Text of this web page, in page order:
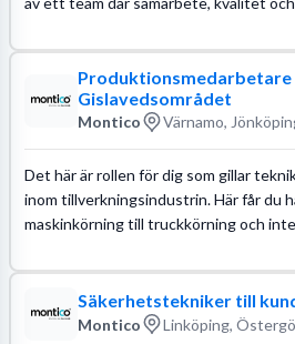
Produktionsmedarbetare
Gislavedsområdet
Montico Värnamo,
Det här är rollen för dig som gillar
inom tillverkningsindustrin. Här får du
maskinkörning till truckkörning och
Säkerhetstekniker till
Montico Linköping,